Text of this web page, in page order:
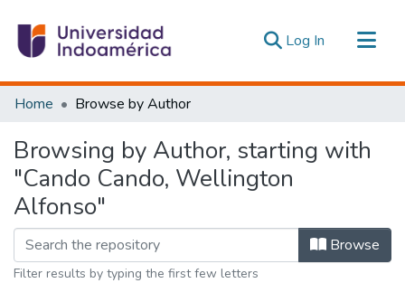
Log In (current)
Communities & Collections
Estadísticas Externas
Home Browse by Author
Browsing by Author, starting with
"Cando Cando, Wellington
Alfonso"
Browse
Filter results by typing the first few letters